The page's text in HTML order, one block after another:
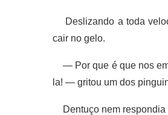
Deslizando a toda
cair no gelo.
— Por que é que nos
la! — gritou um dos
Dentuço nem respondia